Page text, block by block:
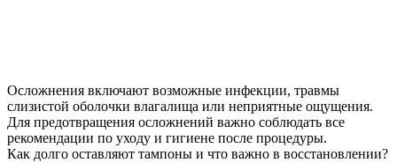
Осложнения включают возможные инфекции, травмы
слизистой оболочки влагалища или неприятные ощущения.
Для предотвращения осложнений важно соблюдать все
рекомендации по уходу и гигиене после процедуры.
Как долго оставляют тампоны и что важно в восстановлении?